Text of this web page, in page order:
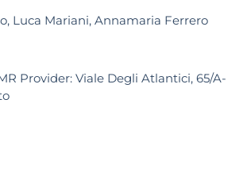
Luca Mariani, Annamaria Ferrero
Provider: Viale Degli Atlantici, 65/A-